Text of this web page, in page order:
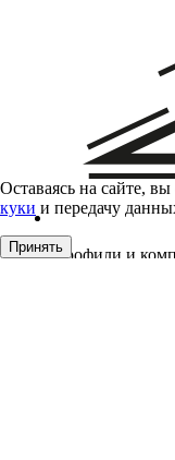
Профили и
Оставаясь на сайте,
куки и передачу
Принять